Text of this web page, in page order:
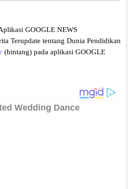
GOOGLE NEWS
Terupdate tentang Dunia Pendidikan
(bintang) pada aplikasi GOOGLE